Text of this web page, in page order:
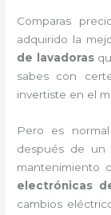
Comparas
adquirido la
de lavadoras
sabes con
invertiste en el
Pero es
después de un
mantenimiento
electrónicas
cambios